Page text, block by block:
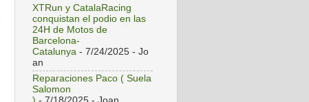
XTRun y CatalaRacing
conquistan el podio en las
24H de Motos de
Barcelona-
Catalunya - 7/24/2025 - Jo
an
Reparaciones Paco ( Suela
Salomon